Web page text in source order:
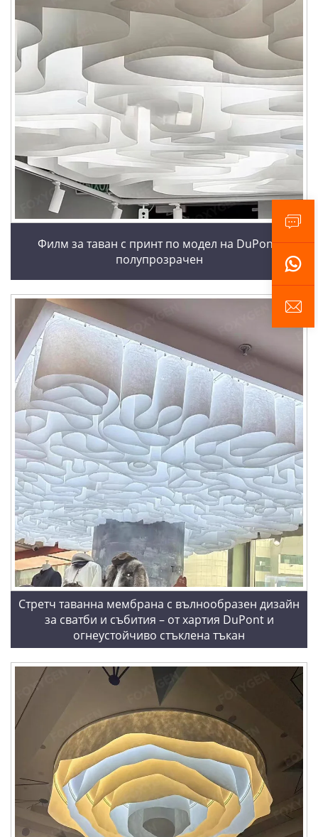
Филм за таван с принт по модел на DuPont,
полупрозрачен
Стретч таванна мембрана с вълнообразен дизайн
за сватби и събития – от хартия DuPont и
огнеустойчиво стъклена тъкан